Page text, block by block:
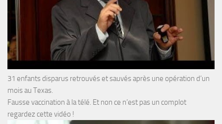
31 enfants disparus retrouvés et sauvés après une opération d’un
mois au Texas.
Fausse vaccination à la télé. Et non ce n’est pas un complot
regardez cette vidéo !